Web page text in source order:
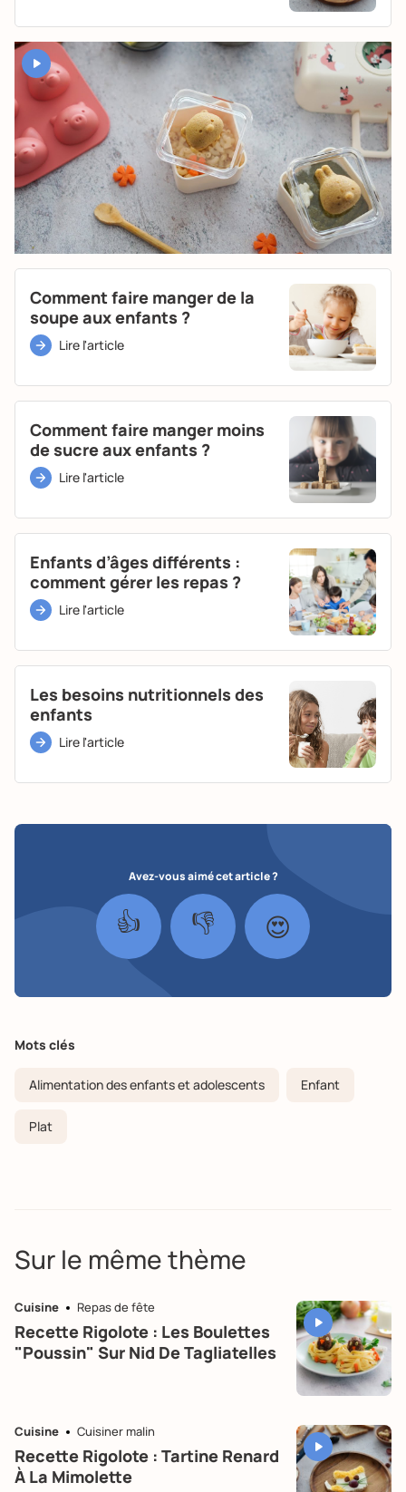
YouTube est désactivé. Autorisez le dépôt de cookies pour accéder
au contenu.
Autoriser
Comment faire manger de la
soupe aux enfants ?
Lire l'article
Comment faire manger moins
de sucre aux enfants ?
Lire l'article
Enfants d’âges différents :
comment gérer les repas ?
Lire l'article
Les besoins nutritionnels des
enfants
Lire l'article
Avez-vous aimé cet article ?
👍 👎 😍
Mots clés
Alimentation des enfants et adolescents Enfant
Plat
Sur le même thème
Cuisine Repas de fête
Recette Rigolote : Les Boulettes
"poussin" Sur Nid De Tagliatelles
Cuisine Cuisiner malin
Recette Rigolote : Tartine Renard
À La Mimolette